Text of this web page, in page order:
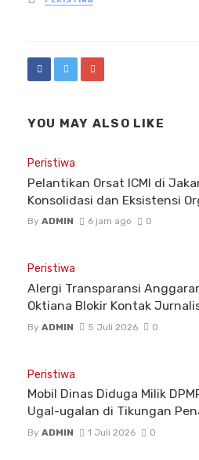
in
YOU MAY ALSO LIKE
Peristiwa
Pelantikan Orsat ICMI di
Konsolidasi dan Eksistensi
By ADMIN 6 jam ago 0
Peristiwa
Alergi Transparansi
Oktiana Blokir Kontak
By ADMIN 5 Juli 2026 0
Peristiwa
Mobil Dinas Diduga Milik
Ugal-ugalan di Tikungan
By ADMIN 1 Juli 2026 0